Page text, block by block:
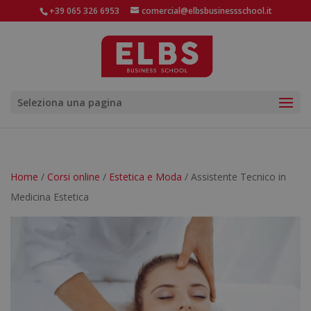
+39 065 326 6953 comercial@elbsbusinessschool.it
Seleziona una pagina
Home / Corsi online / Estetica e Moda / Assistente Tecnico in
Medicina Estetica